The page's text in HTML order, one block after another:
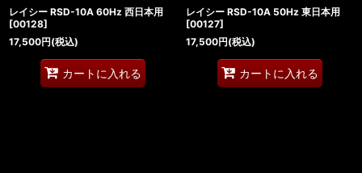
レイシー RSD-10A 60Hz 西日本用
[00128]
17,500円(税込)
カートに入れる
レイシー RSD-10A 50Hz 東日本用
[00127]
17,500円(税込)
カートに入れる